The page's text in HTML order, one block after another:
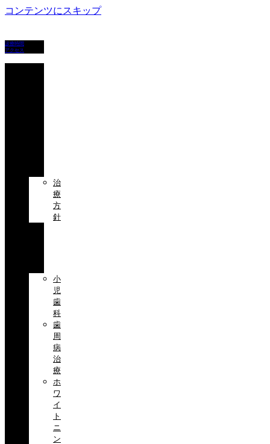
コンテンツにスキップ
診療時間
アクセス
治
療
方
針
小
児
歯
科
歯
周
病
治
療
ホ
ワ
イ
ト
ニ
ン